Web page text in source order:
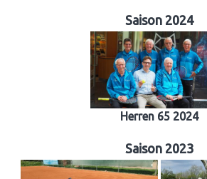
Saison 2024
Herren 65 2024
Saison 2023